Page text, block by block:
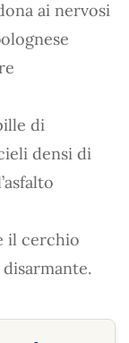
ai nervosi
di
densi di
il cerchio